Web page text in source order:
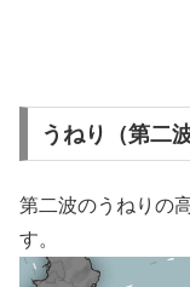
うねり（第二
第二波のうねりの
す。